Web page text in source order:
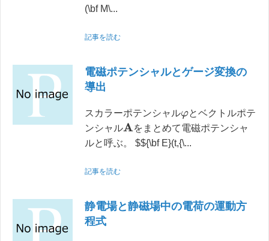
(\bf M\...
記事を読む
電磁ポテンシャルとゲージ変換の
導出
スカラーポテンシャルφとベクトルポテ
ンシャルA をまとめて電磁ポテンシャ
ルと呼ぶ。 $${\bf E}(t,{\...
記事を読む
静電場と静磁場中の電荷の運動方
程式